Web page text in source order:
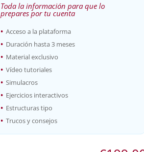
Toda la información para que lo
prepares por tu cuenta
• Acceso a la plataforma
• Duración hasta 3 meses
• Material exclusivo
• Vídeo tutoriales
• Simulacros
• Ejercicios interactivos
• Estructuras tipo
• Trucos y consejos